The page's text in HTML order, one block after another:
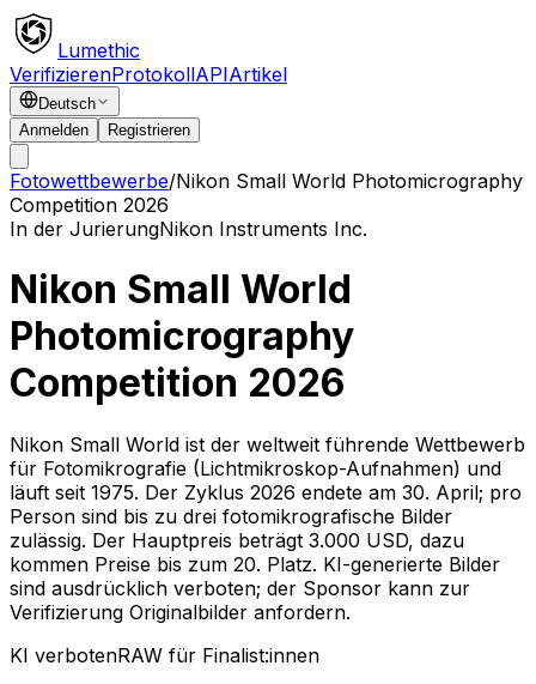
Lumethic
VerifizierenProtokollAPIArtikel
Deutsch
Anmelden
Registrieren
Fotowettbewerbe/Nikon Small World Photomicrography
Competition 2026
In der JurierungNikon Instruments Inc.
Nikon Small World
Photomicrography
Competition 2026
Nikon Small World ist der weltweit führende Wettbewerb
für Fotomikrografie (Lichtmikroskop-Aufnahmen) und
läuft seit 1975. Der Zyklus 2026 endete am 30. April; pro
Person sind bis zu drei fotomikrografische Bilder
zulässig. Der Hauptpreis beträgt 3.000 USD, dazu
kommen Preise bis zum 20. Platz. KI-generierte Bilder
sind ausdrücklich verboten; der Sponsor kann zur
Verifizierung Originalbilder anfordern.
KI verbotenRAW für Finalist:innen